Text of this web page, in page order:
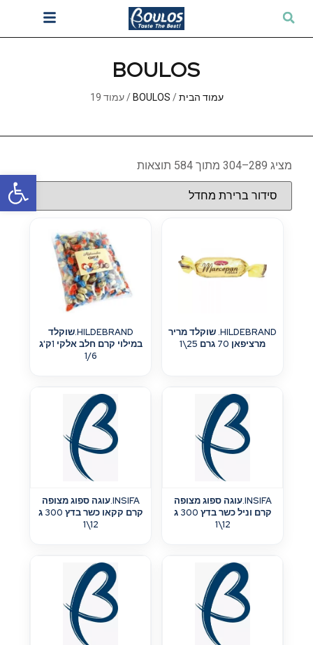
פתח
BOULOS
עמוד הבית/
BOULOS/ עמוד 19
מציג 289–304 מתוך 584 תוצאות
HILDEBRAND. שוקלד מריר
מרציפאן 70 גרם 25\1
HILDEBRAND.שוקלד
במילוי קרם חלב אלקי 1ק'ג
1/6
INSIFA.עוגה ספוג מצופה
קרם וניל כשר בדץ 300 ג
12\1
INSIFA.עוגה ספוג מצופה
קרם קקאו כשר בדץ 300 ג
12\1